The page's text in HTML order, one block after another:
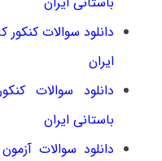
ایران
باستانی ایران